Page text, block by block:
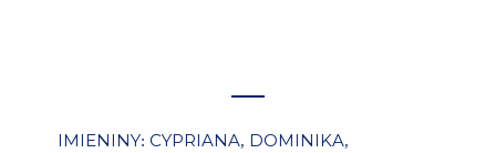
IMIENINY: CYPRIANA, DOMINIKA,